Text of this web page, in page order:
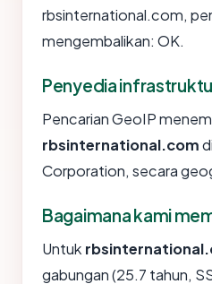
rbsinternational.com,
mengembalikan: OK.
Penyedia
Pencarian GeoIP
rbsinternational.com
Corporation, secara
Bagaimana kami
Untuk
gabungan (25.7 tahun,